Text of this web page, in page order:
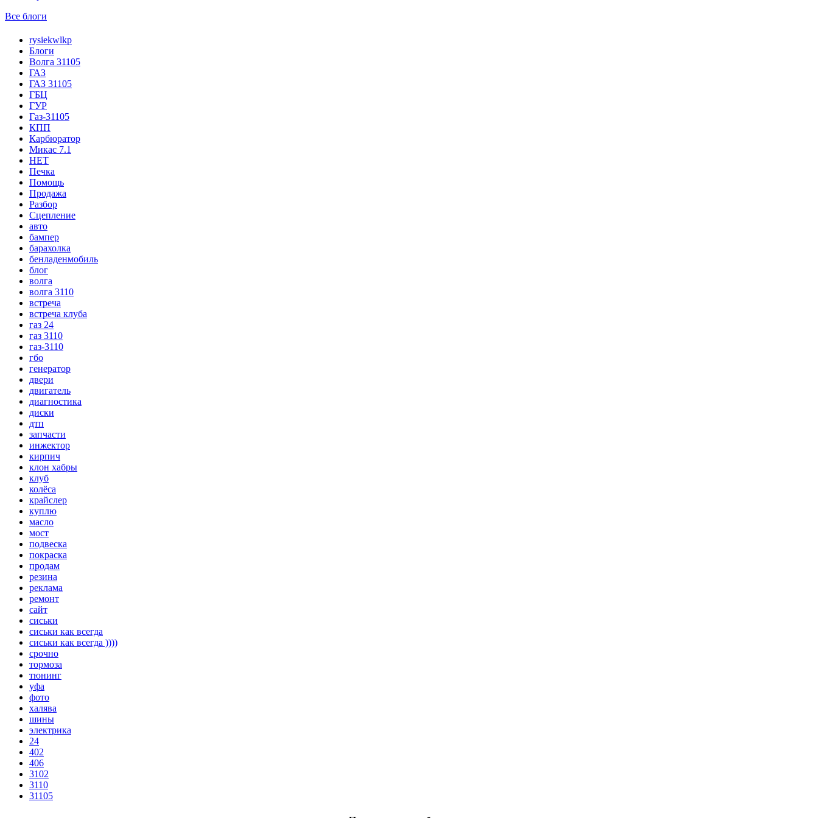
Все блоги
rysiekwlkp
Блоги
Волга 31105
ГАЗ
ГАЗ 31105
ГБЦ
ГУР
Газ-31105
КПП
Карбюратор
Микас 7.1
НЕТ
Печка
Помощь
Продажа
Разбор
Сцепление
авто
бампер
барахолка
бенладенмобиль
блог
волга
волга 3110
встреча
встреча клуба
газ 24
газ 3110
газ-3110
гбо
генератор
двери
двигатель
диагностика
диски
дтп
запчасти
инжектор
кирпич
клон хабры
клуб
колёса
крайслер
куплю
масло
мост
подвеска
покраска
продам
резина
реклама
ремонт
сайт
сиськи
сиськи как всегда
сиськи как всегда ))))
срочно
тормоза
тюнинг
уфа
фото
халява
шины
электрика
24
402
406
3102
3110
31105